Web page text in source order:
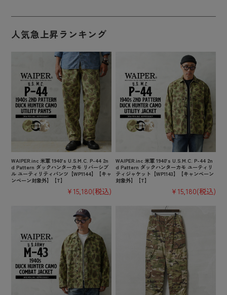
人気急上昇ランキング
WAIPER.inc 米軍 1940’s U.S.M.C. P-44 2n
d Pattern ダックハンターカモ リバーシブ
ル ユーティリティパンツ【WP1144】【キャ
ンペーン対象外】【T】
¥15,180(税込)
WAIPER.inc 米軍 1940’s U.S.M.C. P-44 2n
d Pattern ダックハンターカモ ユーティリ
ティジャケット【WP1143】【キャンペーン
対象外】【T】
¥15,180(税込)